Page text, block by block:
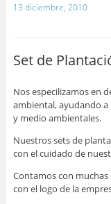
13 diciembre, 2010
Set de
Nos especilizamos en
ambiental, ayudando a
y medio ambientales.
Nuestros sets de
con el cuidado de
Contamos con
con el logo de la